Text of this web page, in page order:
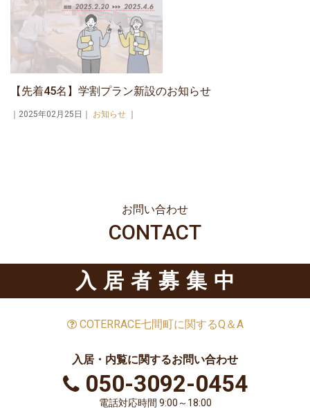
【先着45名】学割プラン新設のお知らせ
｜2025年02月25日｜ お知らせ
お問い合わせ
CONTACT
入居者募集中
COTERRACE七間町に関するQ＆A
入居・内覧に関するお問い合わせ
050-3092-0454
電話対応時間 9:00～18:00